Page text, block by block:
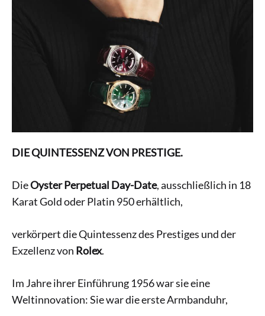
DIE QUINTESSENZ VON PRESTIGE.
DieOyster Perpetual Day-Date, ausschließlich in 18
Karat Gold oder Platin 950 erhältlich,
verkörpert die Quintessenz des Prestiges und der
Exzellenz von Rolex.
Im Jahre ihrer Einführung 1956 war sie eine
Weltinnovation: Sie war die erste Armbanduhr,